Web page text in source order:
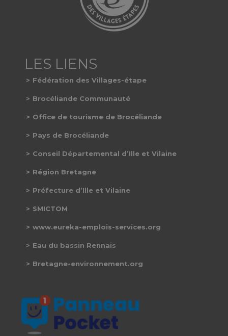
Fédération des Villages-étape
Brocéliande Communauté
Office de tourisme de Brocéliande
Pays de Brocéliande
Conseil Départemental d’Ille et Vilaine
Région Bretagne
Préfecture d’Ille et Vilaine
SMICTOM
www.eureka-emplois-services.org
Eau du bassin Rennais
Bretagne-environnement.org